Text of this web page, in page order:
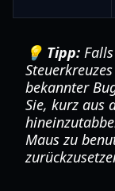
💡 Tipp:
bekannter
Sie, kurz aus
Maus zu